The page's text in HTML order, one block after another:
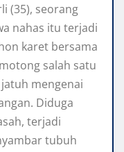
(35), seorang
nahas itu terjadi
karet bersama
salah satu
mengenai
Diduga
terjadi
tubuh